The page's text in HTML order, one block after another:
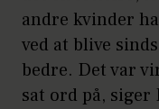
andre kvinder
ved at blive
bedre. Det var
sat ord på, siger